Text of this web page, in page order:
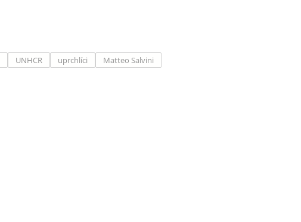
UNHCR uprchlíci Matteo Salvini